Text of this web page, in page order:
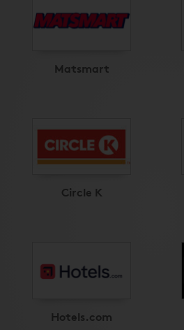
Matsmart
Circle K
Hotels.com